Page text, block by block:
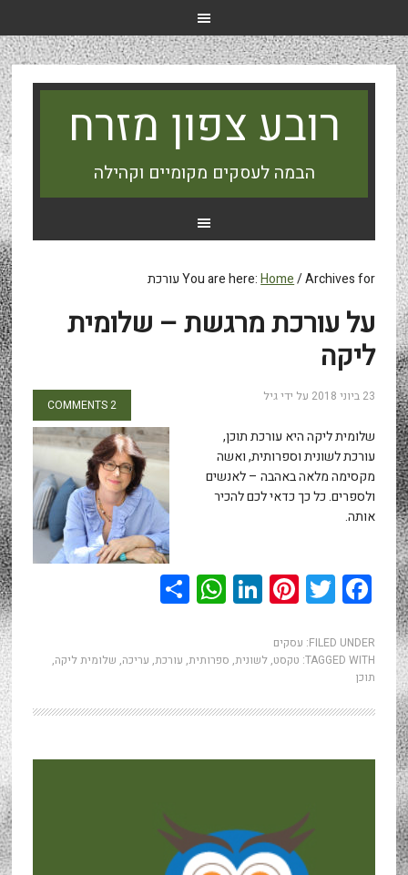
רובע צפון מזרח
הבמה לעסקים מקומיים וקהילה
You are here:Home/Archives for עורכת
על עורכת מרגשת – שלומית
ליקה
23 ביוני 2018 על ידיגיל
2 COMMENTS
שלומית ליקה היא עורכת תוכן,
עורכת לשונית וספרותית, ואשה
מקסימה מלאה באהבה – לאנשים
ולספרים. כל כך כדאי לכם להכיר
אותה.
Facebook
Twitter
Pinterest
LinkedIn
WhatsApp
Share
FILED UNDER: עסקים
TAGGED WITH: טקסט, לשונית, ספרותית, עורכת, עריכה, שלומית ליקה,
תוכן